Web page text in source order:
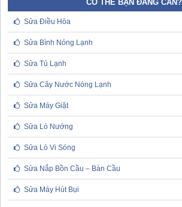
CÓ THỂ BẠN ĐANG CẦN?
Sửa Điều Hòa
Sửa Bình Nóng Lạnh
Sửa Tủ Lạnh
Sửa Cây Nước Nóng Lạnh
Sửa Máy Giặt
Sửa Lò Nướng
Sửa Lò Vi Sóng
Sửa Nắp Bồn Cầu – Bàn Cầu
Sửa Máy Hút Bụi